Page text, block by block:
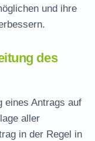
und ihre
des
eines Antrags auf
aller
in der Regel in